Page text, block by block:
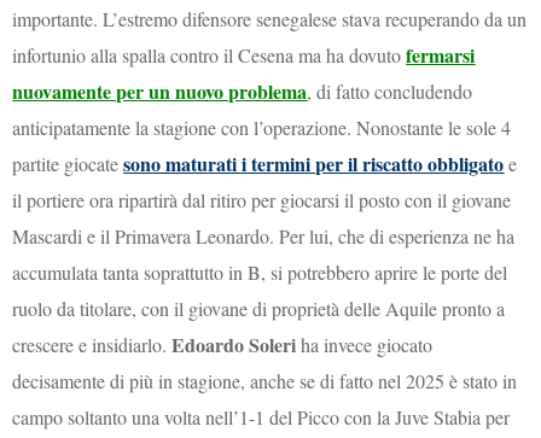
importante. L’estremo difensore senegalese stava recuperando da un
infortunio alla spalla contro il Cesena ma ha dovutofermarsi
nuovamente per un nuovo problema, di fatto concludendo
anticipatamente la stagione con l’operazione. Nonostante le sole 4
partite giocatesono maturati i termini per il riscatto obbligatoe
il portiere ora ripartirà dal ritiro per giocarsi il posto con il giovane
Mascardi e il Primavera Leonardo. Per lui, che di esperienza ne ha
accumulata tanta soprattutto in B, si potrebbero aprire le porte del
ruolo da titolare, con il giovane di proprietà delle Aquile pronto a
crescere e insidiarlo.Edoardo Soleriha invece giocato
decisamente di più in stagione, anche se di fatto nel 2025 è stato in
campo soltanto una volta nell’1-1 del Picco con la Juve Stabia per